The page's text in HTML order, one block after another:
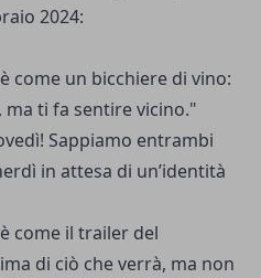
2024:
come un bicchiere di vino:
ti fa sentire vicino."
Sappiamo entrambi
in attesa di un’identità
come il trailer del
di ciò che verrà, ma non